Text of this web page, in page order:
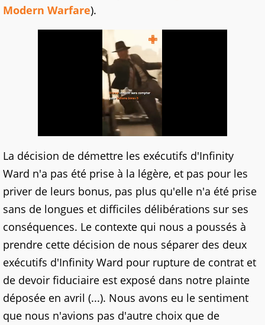
Modern Warfare).
La décision de démettre les exécutifs d'Infinity
Ward n'a pas été prise à la légère, et pas pour les
priver de leurs bonus, pas plus qu'elle n'a été prise
sans de longues et difficiles délibérations sur ses
conséquences. Le contexte qui nous a poussés à
prendre cette décision de nous séparer des deux
exécutifs d'Infinity Ward pour rupture de contrat et
de devoir fiduciaire est exposé dans notre plainte
déposée en avril (...). Nous avons eu le sentiment
que nous n'avions pas d'autre choix que de